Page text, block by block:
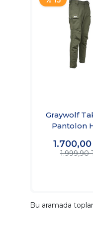
Graywolf
Pantolon
1.700,00
1.999,90
Bu aramada